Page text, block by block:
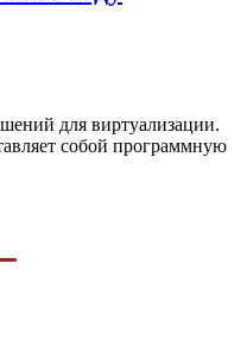
для виртуализации.
собой программную